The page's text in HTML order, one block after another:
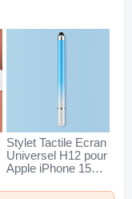
Stylet Tactile Ecran
Universel H12 pour
Apple iPhone 15